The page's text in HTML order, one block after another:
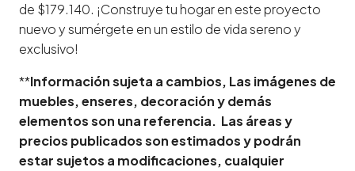
de $179.140. ¡Construye tu hogar en este proyecto
nuevo y sumérgete en un estilo de vida sereno y
exclusivo!
**Información sujeta a cambios, Las imágenes de
muebles, enseres, decoración y demás
elementos son una referencia. Las áreas y
precios publicados son estimados y podrán
estar sujetos a modificaciones, cualquier